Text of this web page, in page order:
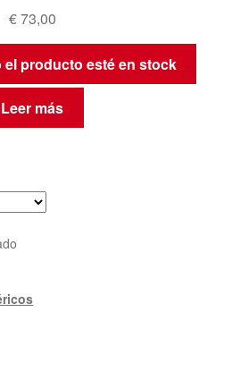
€73,00
producto esté en stock
Leer más